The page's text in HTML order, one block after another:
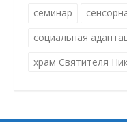
семинар
социальная
храм Святителя